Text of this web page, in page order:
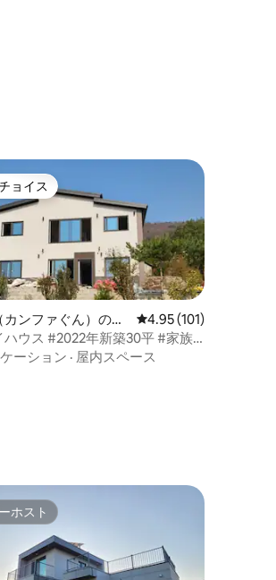
4.99つ星の平均評価
ョイス
ョイス
ンファぐん）のペ
レビュー101件、5つ
4.95 (101)
ハウス #2022年新築30平 #家族
3火曜日2 #バーベキュー #電気
ーション · 屋内スペース
ホスト
ホスト